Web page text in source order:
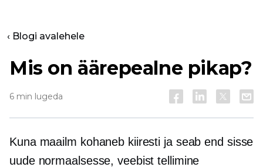
‹ Blogi avalehele
Mis on äärepealne pikap?
6 min lugeda
Kuna maailm kohaneb kiiresti ja seab end sisse
uude normaalsesse, veebist tellimine